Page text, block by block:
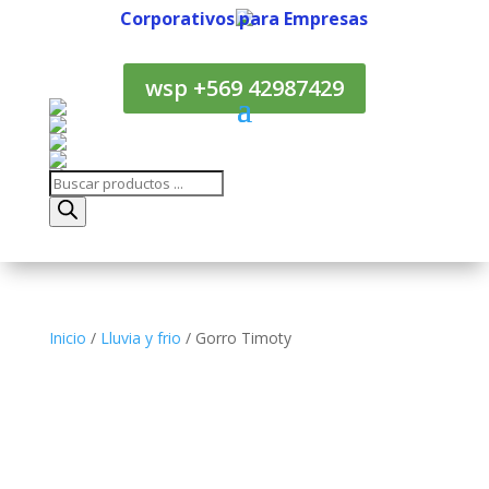
Corporativos para Empresas
wsp +569 42987429
Búsqueda
de
productos
Inicio / Lluvia y frio / Gorro Timoty